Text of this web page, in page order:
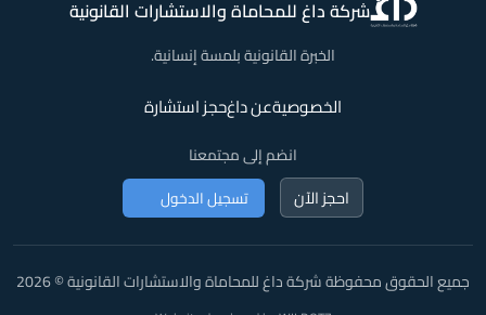
شركة داغ للمحاماة والاستشارات القانونية
الخبرة القانونية بلمسة إنسانية.
الخصوصيةعن داغحجز استشارة
انضم إلى مجتمعنا
احجز الآن تسجيل الدخول
جميع الحقوق محفوظة شركة داغ للمحاماة والاستشارات القانونية © 2026